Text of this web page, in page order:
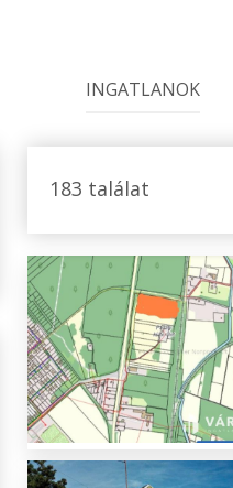
INGATLANOK
183 találat